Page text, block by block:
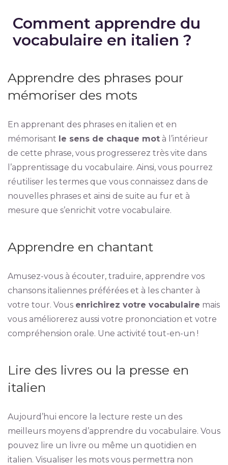
Comment apprendre du
vocabulaire en italien ?
Apprendre des phrases pour
mémoriser des mots
En apprenant des phrases en italien et en
mémorisant le sens de chaque motà l’intérieur
de cette phrase, vous progresserez très vite dans
l’apprentissage du vocabulaire. Ainsi, vous pourrez
réutiliser les termes que vous connaissez dans de
nouvelles phrases et ainsi de suite au fur et à
mesure que s’enrichit votre vocabulaire.
Apprendre en chantant
Amusez-vous à écouter, traduire, apprendre vos
chansons italiennes préférées et à les chanter à
votre tour. Vous enrichirez votre vocabulaire mais
vous améliorerez aussi votre prononciation et votre
compréhension orale. Une activité tout-en-un !
Lire des livres ou la presse en
italien
Aujourd’hui encore la lecture reste un des
meilleurs moyens d’apprendre du vocabulaire. Vous
pouvez lire un livre ou même un quotidien en
italien. Visualiser les mots vous permettra non